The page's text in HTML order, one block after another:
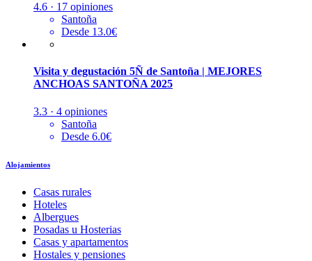
4.6 · 17 opiniones
Santoña
Desde 13.0€
Visita y degustación 5Ñ de Santoña | MEJORES
ANCHOAS SANTOÑA 2025
3.3 · 4 opiniones
Santoña
Desde 6.0€
Alojamientos
Casas rurales
Hoteles
Albergues
Posadas u Hosterias
Casas y apartamentos
Hostales y pensiones